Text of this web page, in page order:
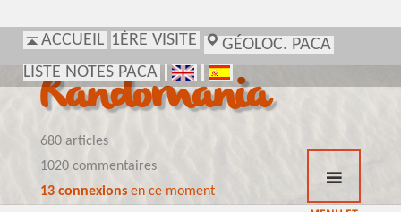
ACCUEIL 1ÈRE VISITE
GÉOLOC. PACA
LISTE NOTES PACA
Randomania
680 articles
1020 commentaires
13 connexionsen ce moment